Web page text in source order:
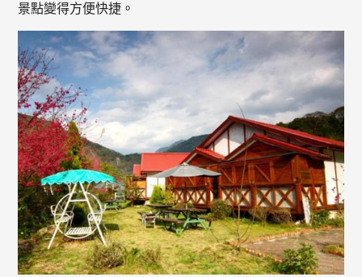
景點變得方便快捷。